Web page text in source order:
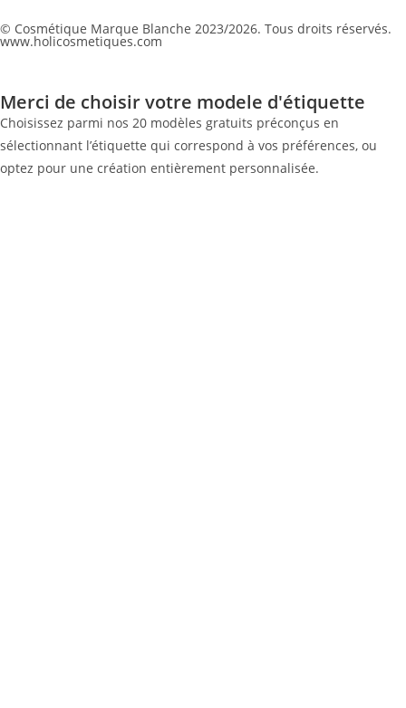
© Cosmétique Marque Blanche 2023/2026. Tous droits réservés.
www.holicosmetiques.com
Merci de choisir votre modele d'étiquette
Choisissez parmi nos 20 modèles gratuits préconçus en
sélectionnant l’étiquette qui correspond à vos préférences, ou
optez pour une création entièrement personnalisée.